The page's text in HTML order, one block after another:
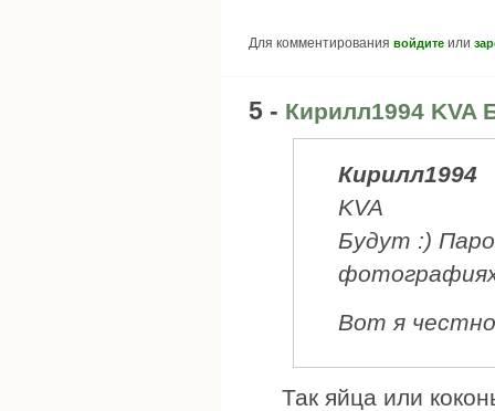
Для комментирования войдите или
5 - Кирилл1994 KVA
Кирилл1994
KVA
Будут :)
Вот я
Так яйца или